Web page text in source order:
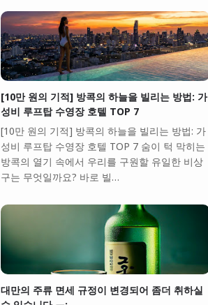
[10만 원의 기적] 방콕의 하늘을 빌리는 방법: 가
성비 루프탑 수영장 호텔 TOP 7
[10만 원의 기적] 방콕의 하늘을 빌리는 방법: 가
성비 루프탑 수영장 호텔 TOP 7 숨이 턱 막히는
방콕의 열기 속에서 우리를 구원할 유일한 비상
구는 무엇일까요? 바로 빌…
대만의 주류 면세 규정이 변경되어 좀더 취하실